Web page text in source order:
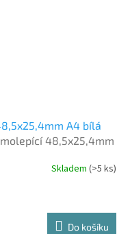
A4 bílá
48,5x25,4mm
Skladem (>5 ks)
Do košíku